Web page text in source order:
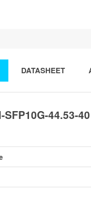
DATASHEET
SFP10G-44.53-